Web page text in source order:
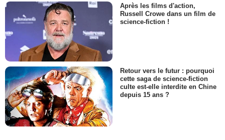
Après les films d'action,
Russell Crowe dans un film de
science-fiction !
Retour vers le futur : pourquoi
cette saga de science-fiction
culte est-elle interdite en Chine
depuis 15 ans ?